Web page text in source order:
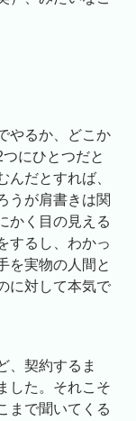
やるか、どこか
にひとつだと
んだとすれば、
うが肩書きは関
かく目の見える
するし、わかっ
を実物の人間と
に対して本気で
、契約するま
した。それこそ
まで聞いてくる